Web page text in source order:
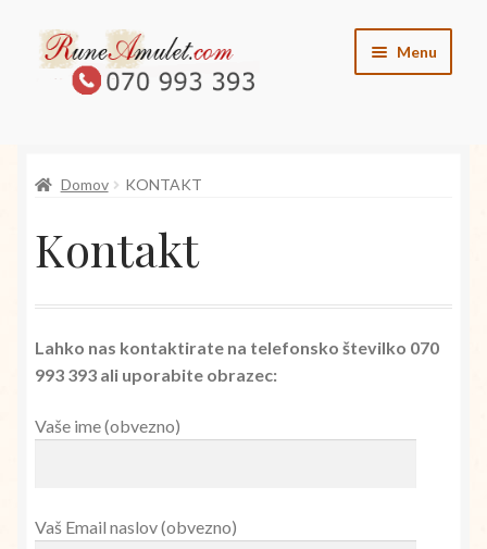
Skip
to
navigation
Skip
to
content
Menu
O angelih
O vilincih
O elementih
Kontakt
Trgovina
Domov KONTAKT
Kontakt
Lahko nas kontaktirate na telefonsko številko 070
993 393 ali uporabite obrazec:
Vaše ime (obvezno)
Vaš Email naslov (obvezno)